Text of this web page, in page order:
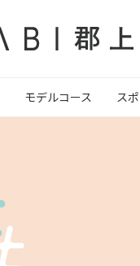
モデルコース ス